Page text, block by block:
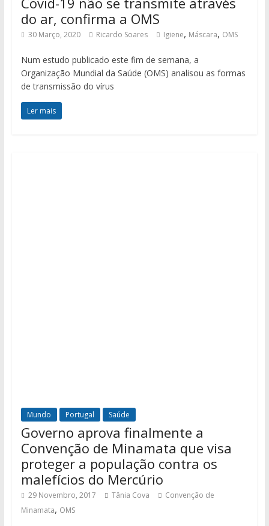
do ar, confirma a OMS
30 Março, 2020 Ricardo Soares Igiene, Máscara, OMS
Num estudo publicado este fim de semana, a
Organização Mundial da Saúde (OMS) analisou as formas
de transmissão do vírus
Ler mais
Mundo Portugal Saúde
Governo aprova finalmente a
Convenção de Minamata que visa
proteger a população contra os
malefícios do Mercúrio
29 Novembro, 2017 Tânia Cova
Convenção de
Minamata, OMS